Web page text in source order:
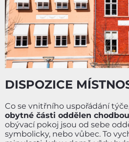
DISPOZICE
Co se vnitřního uspořádání
obytné části oddělen chodbou
obývací pokoj jsou od sebe
symbolicky, nebo vůbec. To